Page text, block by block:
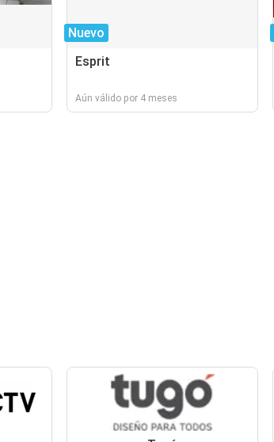
Nuevo
Esprit
Aún válido por 4 meses